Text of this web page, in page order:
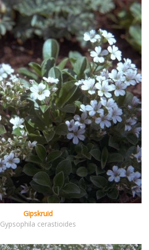
Gipskruid
Gypsophila cerastioides